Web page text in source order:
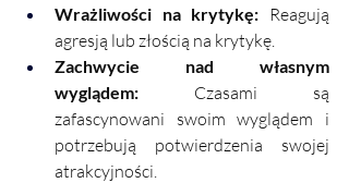
Wrażliwości na krytykę: Reagują
agresją lub złością na krytykę.
Zachwycie nad własnym
wyglądem: Czasami są
zafascynowani swoim wyglądem i
potrzebują potwierdzenia swojej
atrakcyjności.